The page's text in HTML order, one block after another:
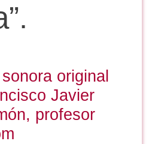
original
Javier
profesor